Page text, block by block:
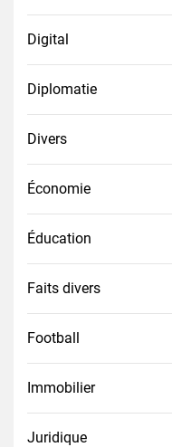
Digital
Diplomatie
Divers
Économie
Éducation
Faits divers
Football
Immobilier
Juridique